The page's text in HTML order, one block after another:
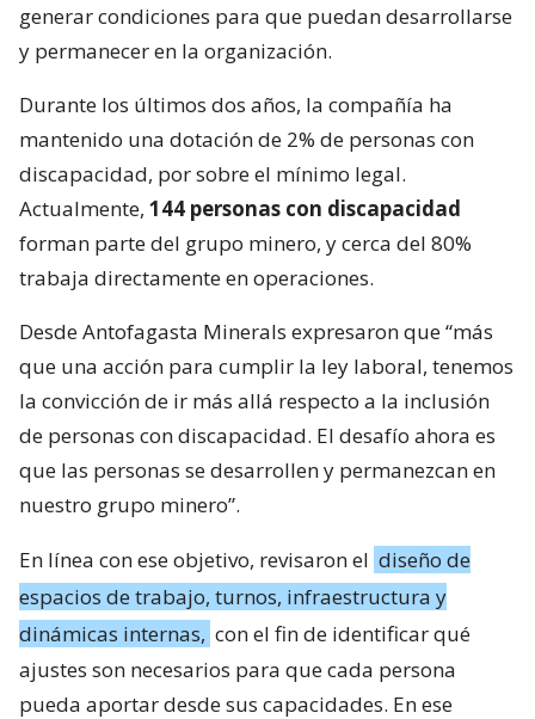
generar condiciones para que puedan desarrollarse
y permanecer en la organización.
Durante los últimos dos años, la compañía ha
mantenido una dotación de 2% de personas con
discapacidad, por sobre el mínimo legal.
Actualmente, 144 personas con discapacidad
forman parte del grupo minero, y cerca del 80%
trabaja directamente en operaciones.
Desde Antofagasta Minerals expresaron que “más
que una acción para cumplir la ley laboral, tenemos
la convicción de ir más allá respecto a la inclusión
de personas con discapacidad. El desafío ahora es
que las personas se desarrollen y permanezcan en
nuestro grupo minero”.
En línea con ese objetivo, revisaron el diseño de
espacios de trabajo, turnos, infraestructura y
dinámicas internas, con el fin de identificar qué
ajustes son necesarios para que cada persona
pueda aportar desde sus capacidades. En ese